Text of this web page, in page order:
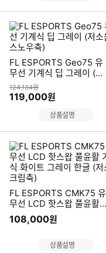
FL ESPORTS Geo75 유
무선 기계식 딥 그레이 (저
소음 스노우축)
상품금액
124,134원
할인금액
119,000원
상품설명
FL ESPORTS CMK75 유
무선 LCD 핫스왑 풀윤활
기계식 화이트 그레이 한글
(저소음 크림축)
108,000원
상품설명